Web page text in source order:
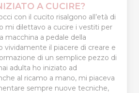
A CUCIRE?
con il cucito risalgono all’età di
mi dilettavo a cucire i vestiti per
macchina a pedale della
vividamente il piacere di creare e
di un semplice pezzo di
adulta ho iniziato ad
al ricamo a mano, mi piaceva
sempre nuove tecniche,